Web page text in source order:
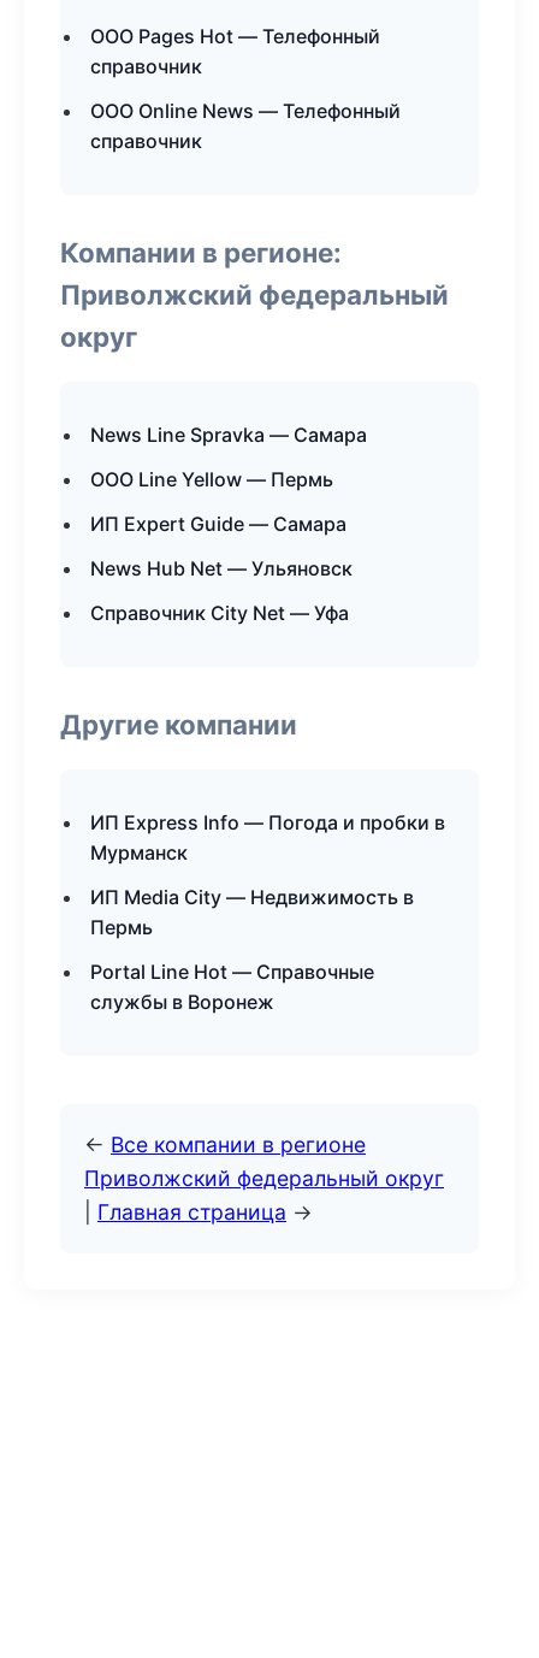
ООО Pages Hot — Телефонный
справочник
ООО Online News — Телефонный
справочник
Компании в регионе:
Приволжский федеральный
округ
News Line Spravka — Самара
ООО Line Yellow — Пермь
ИП Expert Guide — Самара
News Hub Net — Ульяновск
Справочник City Net — Уфа
Другие компании
ИП Express Info — Погода и пробки в
Мурманск
ИП Media City — Недвижимость в
Пермь
Portal Line Hot — Справочные
службы в Воронеж
← Все компании в регионе
Приволжский федеральный округ
Главная страница →